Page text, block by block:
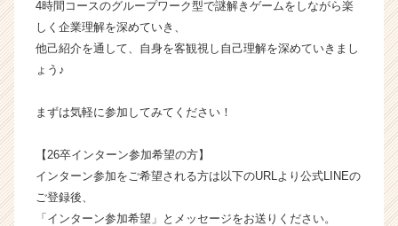
4時間コースのグループワーク型で謎解きゲームをしながら楽
しく企業理解を深めていき、
他己紹介を通して、自身を客観視し自己理解を深めていきまし
ょう♪
まずは気軽に参加してみてください！
【26卒インターン参加希望の方】
インターン参加をご希望される方は以下のURLより公式LINEの
ご登録後、
「インターン参加希望」とメッセージをお送りください。